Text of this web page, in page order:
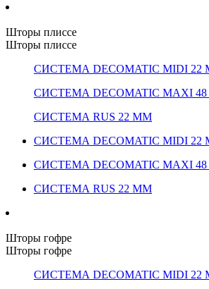
Шторы плиссе
Шторы плиссе
СИСТЕМА DECOMATIC MIDI
СИСТЕМА DECOMATIC MAXI
СИСТЕМА RUS 22 ММ
СИСТЕМА DECOMATIC MIDI
СИСТЕМА DECOMATIC MAXI
СИСТЕМА RUS 22 ММ
Шторы гофре
Шторы гофре
СИСТЕМА DECOMATIC MIDI